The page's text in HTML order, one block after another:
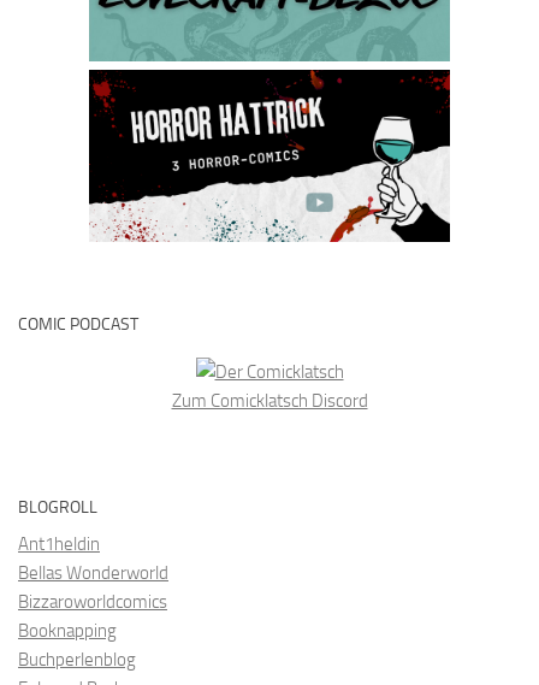
COMIC PODCAST
Zum Comicklatsch Discord
BLOGROLL
Ant1heldin
Bellas Wonderworld
Bizzaroworldcomics
Booknapping
Buchperlenblog